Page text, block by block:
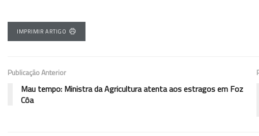
IMPRIMIR ARTIGO
Publicação Anterior
Mau tempo: Ministra da Agricultura atenta aos estragos em Foz
Côa